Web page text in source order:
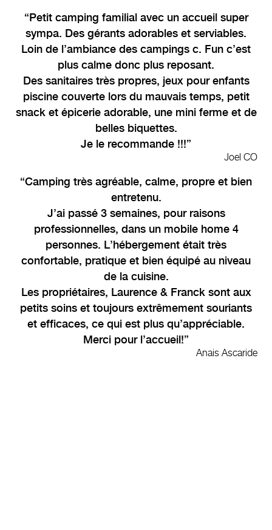
Petit camping familial avec un accueil super
sympa. Des gérants adorables et serviables.
Loin de l’ambiance des campings c. Fun c’est
plus calme donc plus reposant.
Des sanitaires très propres, jeux pour enfants
piscine couverte lors du mauvais temps, petit
snack et épicerie adorable, une mini ferme et de
belles biquettes.
Je le recommande !!!
Joel CO
Camping très agréable, calme, propre et bien
entretenu.
J’ai passé 3 semaines, pour raisons
professionnelles, dans un mobile home 4
personnes. L’hébergement était très
confortable, pratique et bien équipé au niveau
de la cuisine.
Les propriétaires, Laurence & Franck sont aux
petits soins et toujours extrêmement souriants
et efficaces, ce qui est plus qu’appréciable.
Merci pour l’accueil!
Anais Ascaride